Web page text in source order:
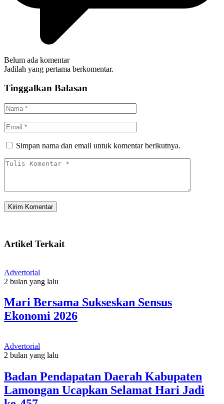
Belum ada komentar
Jadilah yang pertama berkomentar.
Tinggalkan Balasan
Simpan nama dan email untuk komentar berikutnya.
Artikel Terkait
Advertorial
2 bulan yang lalu
Mari Bersama Sukseskan Sensus
Ekonomi 2026
Advertorial
2 bulan yang lalu
Badan Pendapatan Daerah Kabupaten
Lamongan Ucapkan Selamat Hari Jadi